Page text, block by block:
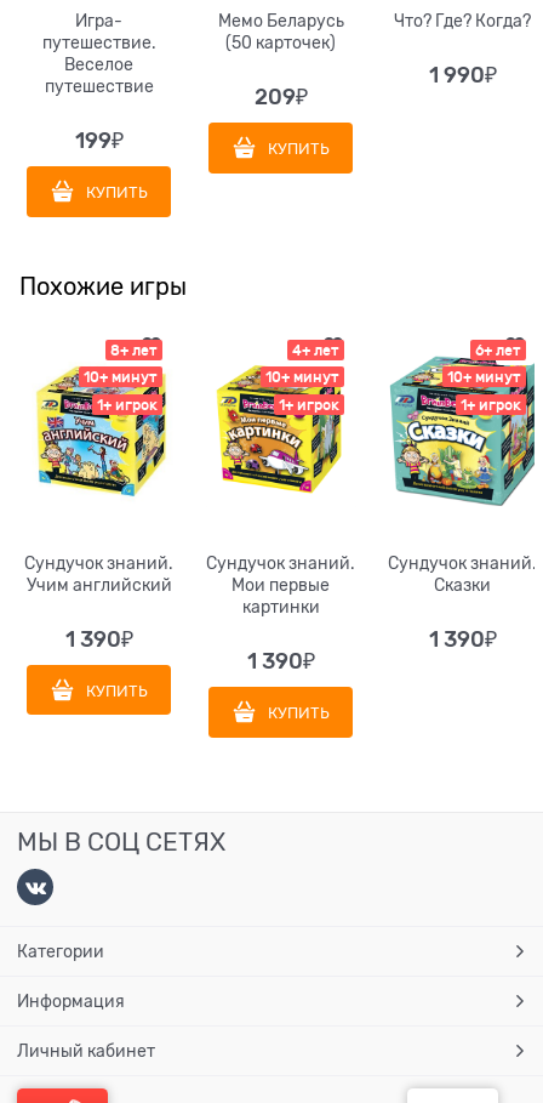
Игра-
путешествие.
Веселое
путешествие
199₽
КУПИТЬ
Мемо Беларусь
(50 карточек)
209₽
КУПИТЬ
Что? Где? Когда?
1 990₽
Похожие игры
8+ лет
10+ минут
1+ игрок
Сундучок знаний.
Учим английский
1 390₽
КУПИТЬ
4+ лет
10+ минут
1+ игрок
Сундучок знаний.
Мои первые
картинки
1 390₽
КУПИТЬ
6+ лет
10+ минут
1+ игрок
Сундучок знаний.
Сказки
1 390₽
МЫ В СОЦ СЕТЯХ
Категории
Информация
Личный кабинет